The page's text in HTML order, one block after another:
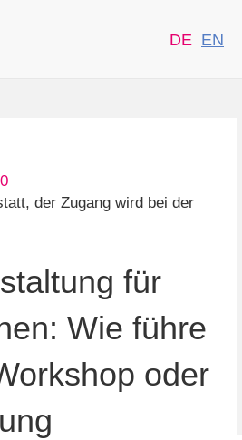
DE EN
der Zugang wird bei der
für
Wie führe
oder